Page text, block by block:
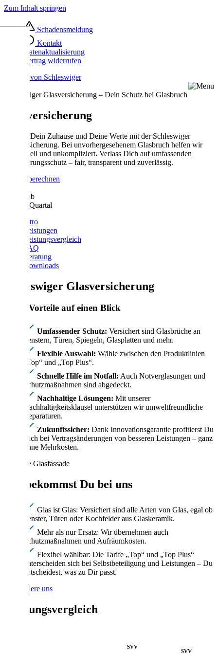
Zum Inhalt springen
Schadensmeldung
Kontakt
Datenaktualisierung
Vertrag widerrufen
Schleswiger Glasversicherung – Dein Schutz bei Glasbruch
Glasversicherung
Schütze Dein Zuhause und Deine Werte mit der Schleswiger
Glasversicherung. Bei unvorhergesehenem Glasbruch helfen wir
Dir schnell und unkompliziert. Verlass Dich auf umfassenden
Versicherungsschutz – fair, transparent und zuverlässig.
Beitrag berechnen
Bereits ab
10,50 €/Quartal
Intro
Leistungen
Leistungsvergleich
FAQ
Beratung
Downloads
Schleswiger Glasversicherung
Deine Vorteile auf einen Blick
Umfassender Schutz: Versichert sind Glasbrüche an
Fenstern, Türen, Spiegeln, Glasplatten und mehr.
Flexible Auswahl: Wähle zwischen den Produktlinien
„Top“ und „Top Plus“.
Schnelle Hilfe im Notfall: Auch Notverglasungen und
Schutzmaßnahmen sind abgedeckt.
Nachhaltige Lösungen: Mit unserer
Nachhaltigkeitsklausel unterstützen wir umweltfreundliche
Reparaturen.
Zukunftssicher: Dank Innovationsgarantie profitierst Du
auch bei Vertragsänderungen von besseren Leistungen – ganz
ohne Mehrkosten.
Das bekommst Du bei uns
Glas ist Glas: Versichert sind alle Arten von Glas, egal ob
Fenster, Türen oder Kochfelder aus Glaskeramik.
Mehr als nur Ersatz: Wir übernehmen auch
Schutzmaßnahmen und Aufräumkosten.
Flexibel wählbar: Die Tarife „Top“ und „Top Plus“
unterscheiden sich bei Selbstbeteiligung und Leistungen – Du
entscheidest, was zu Dir passt.
Kontaktiere uns
Leistungsvergleich
SVV
SVV